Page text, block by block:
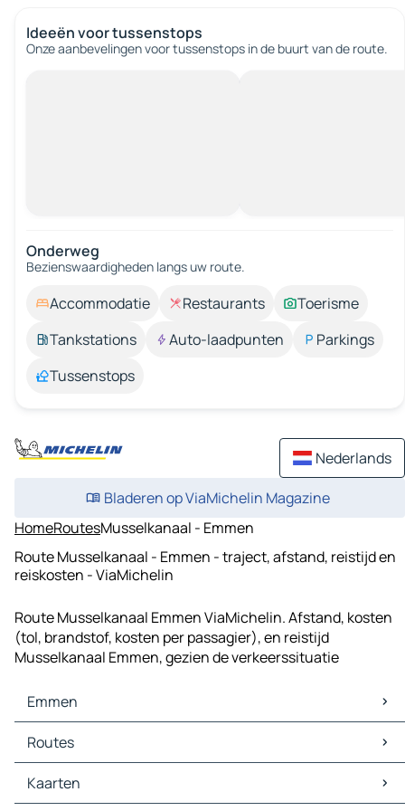
Ideeën voor tussenstops
Onze aanbevelingen voor tussenstops in de buurt van de route.
Onderweg
Bezienswaardigheden langs uw route.
Accommodatie Restaurants
Toerisme
Tankstations
Auto-laadpunten
Parkings
Tussenstops
Nederlands
Bladeren op ViaMichelin Magazine
HomeRoutesMusselkanaal - Emmen
Route Musselkanaal - Emmen - traject, afstand, reistijd en
reiskosten - ViaMichelin
Route Musselkanaal Emmen ViaMichelin. Afstand, kosten
(tol, brandstof, kosten per passagier), en reistijd
Musselkanaal Emmen, gezien de verkeerssituatie
Emmen
Emmen Kaarten
Emmen Verkeer
Emmen Hotels
Emmen Restaurants
Routes
Routes Emmen - Assen
Routes Emmen - Hoogeveen
Kaarten